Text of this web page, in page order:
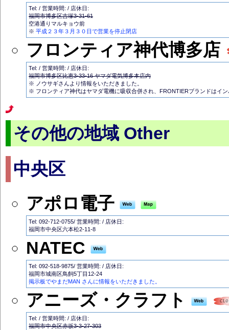
Tel: / 営業時間: / 店休日:
福岡市博多区吉塚3-31-61
空港通りマルキョウ前
※ 平成２３年３月３０日で営業を停止閉店
フロンティア神代博多店
Tel: / 営業時間: / 店休日:
福岡市博多区比恵3-33-16 ヤマダ電気博多本店内
※ ノウサギさんより情報をいただきました。
※ フロンティア神代はヤマダ電機に吸収合併され、FRONTIERブランドはイ
その他の地域 Other
中央区
アポロ電子
Tel: 092-712-0755/ 営業時間: / 店休日:
福岡市中央区六本松2-11-8
NATEC
Tel: 092-518-9875/ 営業時間: / 店休日:
福岡市城南区鳥飼5丁目12-24
掲示板でやまだMAN さんに情報をいただきました。
アニーズ・クラフト
Tel: / 営業時間: / 店休日:
福岡市中央区赤坂3-3-27-303